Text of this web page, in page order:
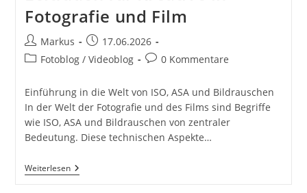
Fotografie und Film
Beitrags-
Autor:
Markus
Beitrag
veröffentlicht:
17.06.2026
Beitrags-
Fotoblog / Videoblog
Beitrags-
0 Kommentare
Einführung in die Welt von ISO, ASA und Bildrauschen
In der Welt der Fotografie und des Films sind Begriffe
wie ISO, ASA und Bildrauschen von zentraler
Bedeutung. Diese technischen Aspekte…
WeiterlesenISO,
ASA